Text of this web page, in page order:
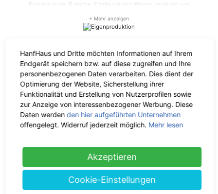
Pioniere in der Branche. Erfahrung und Wissen zeichnen uns
sind wir Dein vertrauensvollster Shop für 100 % sichere und
selbstverständlich legale Nutzhanf-Produkte.
Das HanfHaus gehört zur Düsseldorfer Firmengruppe von
Hempro International. Alle Produkte, die du bei uns findest,
erfüllen die höchsten Anforderungen an Markenqualität und
werden in von uns ausgewählten Fertigungsbetrieben
hergestellt. Aufgrund unserer Erfahrung und nachhaltig
aufgebauten Kooperationen können wir Dir so qualitativ
hochwertige Produkte direkt vom Hersteller anbieten.
Nachhaltigkeit
zu wachsen. Logisch, dass daraus Produkte entstehen, die
umweltfreundlich sind. Ganz nebenbei trägt der Hanfanbau
und zwar in bis zu doppelt so großen Mengen wie Bäume.
HanfHaus und Dritte möchten Informationen auf Ihrem
Endgerät speichern bzw. auf diese zugreifen und Ihre
personenbezogenen Daten verarbeiten. Dies dient der
Optimierung der Website, Sicherstellung ihrer
Funktionalität und Erstellung von Nutzerprofilen sowie
zur Anzeige von interessenbezogener Werbung. Diese
Daten werdenden hier aufgeführten Unternehmen
offengelegt. Widerruf jederzeit möglich. Mehr lesen
Akzeptieren
Cookie-Einstellungen